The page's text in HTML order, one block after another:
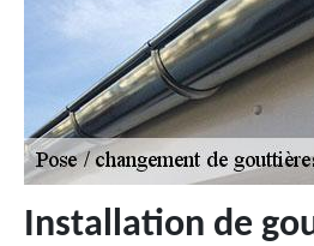
Installation de